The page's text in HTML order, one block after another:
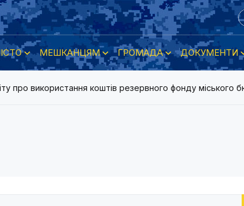
МЕШКАНЦЯМ ГРОМАДА ДОКУМЕНТИ
про використання коштів резервного фонду міського